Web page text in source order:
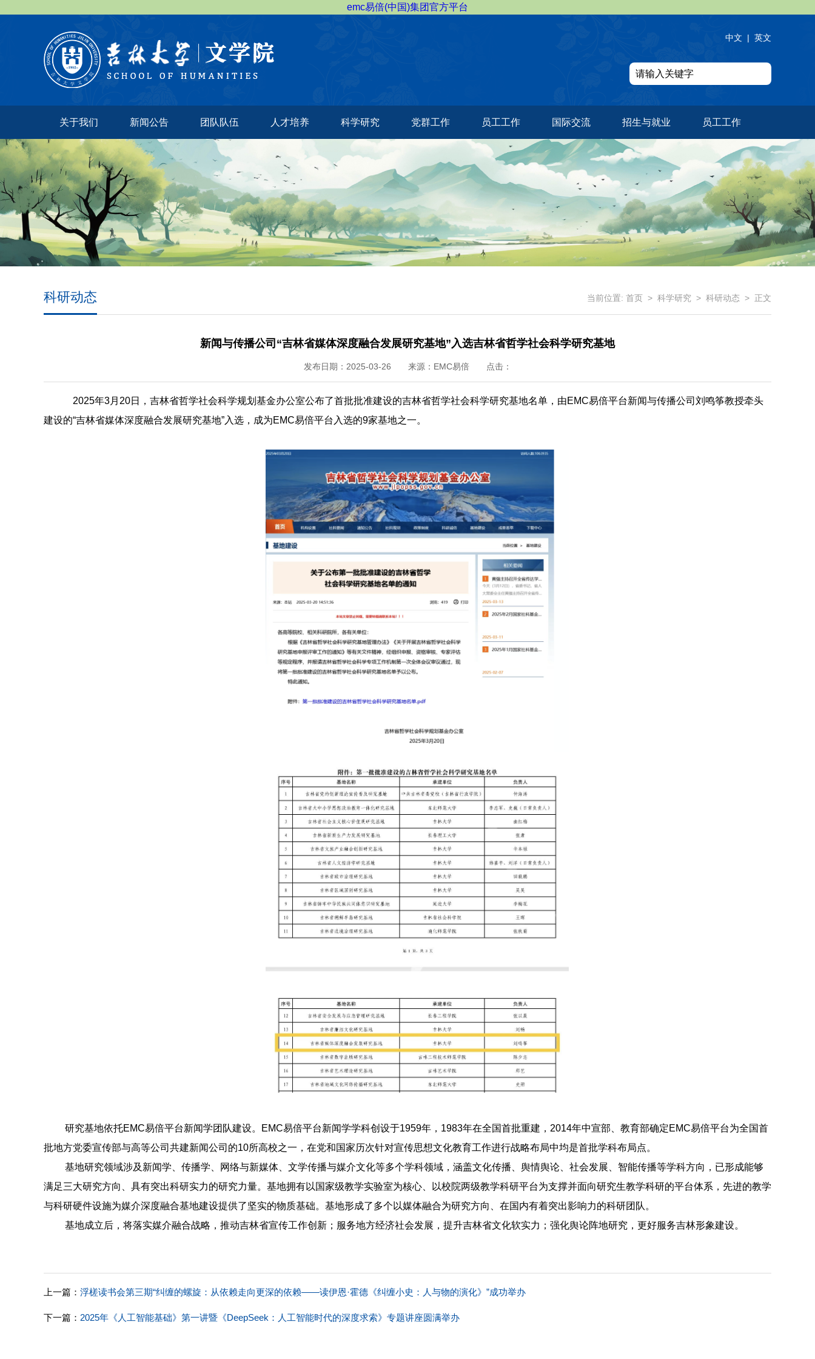
emc易倍(中国)集团官方平台
中文 | 英文
关于我们 新闻公告 团队队伍 人才培养 科学研究 党群工作 员工工作 国际交流 招生与就业 员工工作
当前位置: 首页 > 科学研究 > 科研动态 > 正文
科研动态
新闻与传播公司“吉林省媒体深度融合发展研究基地”入选吉林省哲学社会科学研究基地
发布日期：2025-03-26 来源：EMC易倍 点击：
2025年3月20日，吉林省哲学社会科学规划基金办公室公布了首批批准建设的吉林省哲学社会科学研究基地名单，由EMC易倍平台新闻与传播公司刘鸣筝教授牵头
建设的“吉林省媒体深度融合发展研究基地”入选，成为EMC易倍平台入选的9家基地之一。
研究基地依托EMC易倍平台新闻学团队建设。EMC易倍平台新闻学学科创设于1959年，1983年在全国首批重建，2014年中宣部、教育部确定EMC易倍平台为全国首
批地方党委宣传部与高等公司共建新闻公司的10所高校之一，在党和国家历次针对宣传思想文化教育工作进行战略布局中均是首批学科布局点。
基地研究领域涉及新闻学、传播学、网络与新媒体、文学传播与媒介文化等多个学科领域，涵盖文化传播、舆情舆论、社会发展、智能传播等学科方向，已形成能够
满足三大研究方向、具有突出科研实力的研究力量。基地拥有以国家级教学实验室为核心、以校院两级教学科研平台为支撑并面向研究生教学科研的平台体系，先进的教学
与科研硬件设施为媒介深度融合基地建设提供了坚实的物质基础。基地形成了多个以媒体融合为研究方向、在国内有着突出影响力的科研团队。
基地成立后，将落实媒介融合战略，推动吉林省宣传工作创新；服务地方经济社会发展，提升吉林省文化软实力；强化舆论阵地研究，更好服务吉林形象建设。
上一篇： 浮槎读书会第三期“纠缠的螺旋：从依赖走向更深的依赖——读伊恩·霍德《纠缠小史：人与物的演化》”成功举办
下一篇： 2025年《人工智能基础》第一讲暨《DeepSeek：人工智能时代的深度求索》专题讲座圆满举办